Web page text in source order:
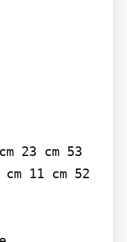
23 cm 53
11 cm 52